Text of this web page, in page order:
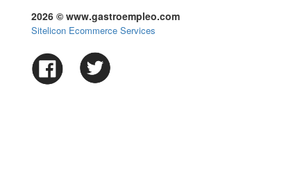
2026 © www.gastroempleo.com
Sitelicon Ecommerce Services